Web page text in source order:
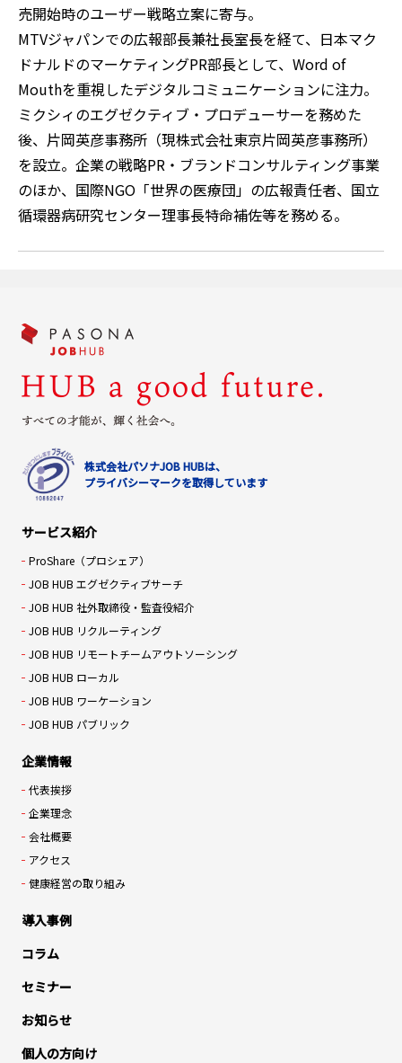
売開始時のユーザー戦略立案に寄与。
MTVジャパンでの広報部長兼社長室長を経て、日本マク
ドナルドのマーケティングPR部長として、Word of
Mouthを重視したデジタルコミュニケーションに注力。
ミクシィのエグゼクティブ・プロデューサーを務めた
後、片岡英彦事務所（現株式会社東京片岡英彦事務所）
を設立。企業の戦略PR・ブランドコンサルティング事業
のほか、国際NGO「世界の医療団」の広報責任者、国立
循環器病研究センター理事長特命補佐等を務める。
株式会社パソナJOB HUBは、
プライバシーマークを取得しています
サービス紹介
ProShare（プロシェア）
JOB HUB エグゼクティブサーチ
JOB HUB 社外取締役・監査役紹介
JOB HUB リクルーティング
JOB HUB リモートチームアウトソーシング
JOB HUB ローカル
JOB HUB ワーケーション
JOB HUB パブリック
企業情報
代表挨拶
企業理念
会社概要
アクセス
健康経営の取り組み
導入事例
コラム
セミナー
お知らせ
個人の方向け